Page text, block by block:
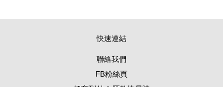
快速連結
聯絡我們
FB粉絲頁